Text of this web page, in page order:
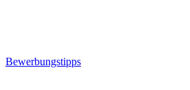
Bewerbungstipps